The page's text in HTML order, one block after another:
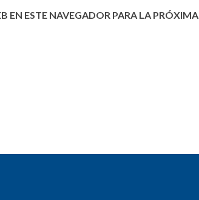
EN ESTE NAVEGADOR PARA LA PRÓXIMA